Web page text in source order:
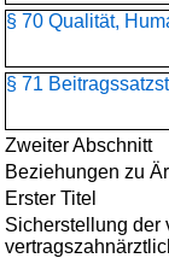
§ 70 Qualität,
§ 71
Zweiter Abschnitt
Beziehungen zu
Erster Titel
Sicherstellung der